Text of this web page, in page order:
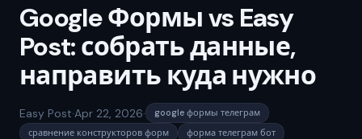
Google Формы vs Easy
Post: собрать данные,
направить куда нужно
Easy Post·Apr 22, 2026·
google формы телеграм
сравнение конструкторов форм
форма телеграм бот